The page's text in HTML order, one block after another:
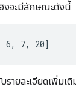
งจะมีลักษณะดังนี้:
6, 7, 20]
รายละเอียดเพิ่มเ